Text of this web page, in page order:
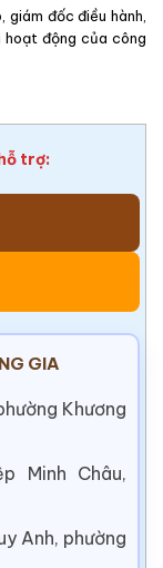
giám đốc điều hành,
hoạt động của công
trợ:
GIA
Khương
Minh Châu,
Anh, phường